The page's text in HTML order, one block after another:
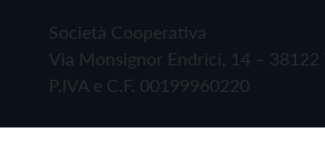
Società Cooperativa
Via Monsignor Endrici, 14 – 38122
P.IVA e C.F. 00199960220